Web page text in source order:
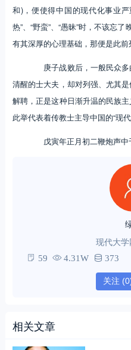
和)，便使得中国的现代化事业
热”、“野蛮”、“愚昧”时，不该忘
有其深厚的心理基础，那便是此前
庚子战败后，一般民众多
清醒的士大夫，却对列强、尤其
解聘，正是这种日渐升温的民族
此举代表着传教士主导中国的“现
戊寅年正月初二鞭炮声中
现代大
59 4.31W 373
关注
相关文章